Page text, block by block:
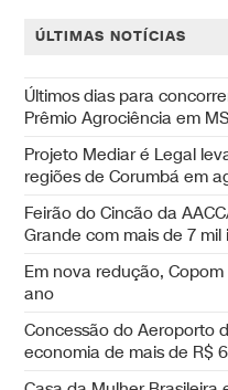
ÚLTIMAS NOTÍCIAS
Últimos dias para
Prêmio Agrociência em MS
Projeto Mediar é Legal
regiões de Corumbá em
Feirão do Cincão da
Grande com mais de 7
Em nova redução,
ano
Concessão do Aeroporto
economia de mais de R$